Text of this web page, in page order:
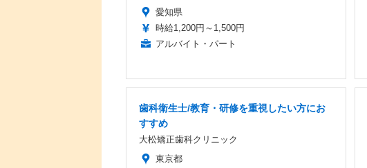
愛知県
時給1,200円～1,500円
アルバイト・パート
歯科衛生士/教育・研修を重視したい方にお
すすめ
大松矯正歯科クリニック
東京都